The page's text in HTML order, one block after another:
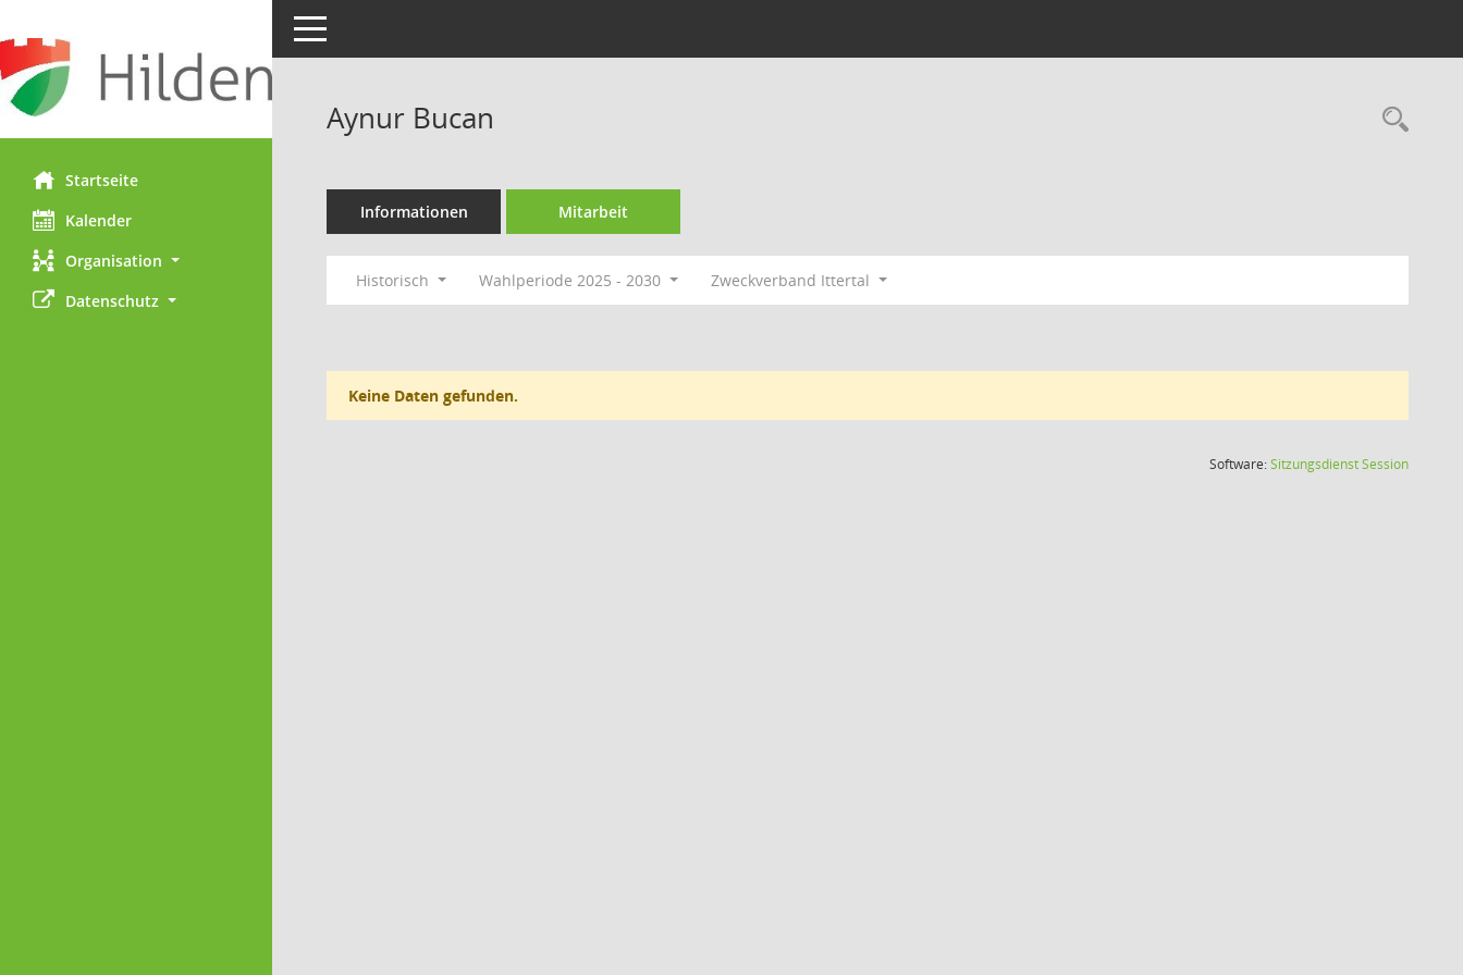
Startseite
Kalender
Organisation
Datenschutz
Toggle navigation
Aynur Bucan
Informationen Mitarbeit
Historisch Wahlperiode 2025 - 2030 Zweckverband Ittertal
Keine Daten gefunden.
Software:SitzungsdienstSession(Wird in